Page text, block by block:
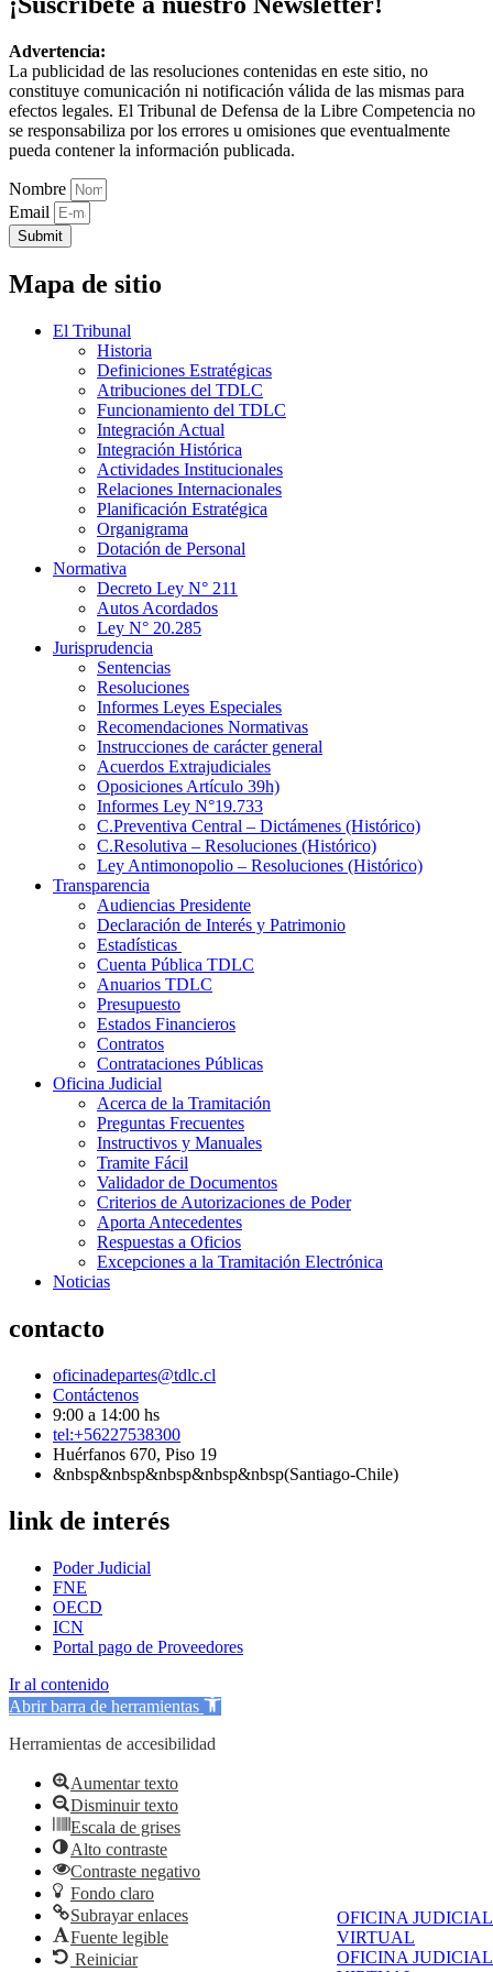
OFICINA JUDICIAL
VIRTUAL
OFICINA JUDICIAL
Advertencia:
La publicidad de las resoluciones contenidas en este sitio, no
constituye comunicación ni notificación válida de las mismas para
efectos legales. El Tribunal de Defensa de la Libre Competencia no
se responsabiliza por los errores u omisiones que eventualmente
pueda contener la información publicada.
Nombre
Email
Submit
Mapa de sitio
El Tribunal
Historia
Definiciones Estratégicas
Atribuciones del TDLC
Funcionamiento del TDLC
Integración Actual
Integración Histórica
Actividades Institucionales
Relaciones Internacionales
Planificación Estratégica
Organigrama
Dotación de Personal
Normativa
Decreto Ley N° 211
Autos Acordados
Ley N° 20.285
Jurisprudencia
Sentencias
Resoluciones
Informes Leyes Especiales
Recomendaciones Normativas
Instrucciones de carácter general
Acuerdos Extrajudiciales
Oposiciones Artículo 39h)
Informes Ley N°19.733
C.Preventiva Central – Dictámenes (Histórico)
C.Resolutiva – Resoluciones (Histórico)
Ley Antimonopolio – Resoluciones (Histórico)
Transparencia
Audiencias Presidente
Declaración de Interés y Patrimonio
Estadísticas
Cuenta Pública TDLC
Anuarios TDLC
Presupuesto
Estados Financieros
Contratos
Contrataciones Públicas
Oficina Judicial
Acerca de la Tramitación
Preguntas Frecuentes
Instructivos y Manuales
Tramite Fácil
Validador de Documentos
Criterios de Autorizaciones de Poder
Aporta Antecedentes
Respuestas a Oficios
Excepciones a la Tramitación Electrónica
Noticias
contacto
oficinadepartes@tdlc.cl
Contáctenos
9:00 a 14:00 hs
tel:+56227538300
Huérfanos 670, Piso 19
&nbsp&nbsp&nbsp&nbsp&nbsp(Santiago-Chile)
link de interés
Poder Judicial
FNE
OECD
ICN
Portal pago de Proveedores
Ir al contenido
Abrir barra de herramientas
Herramientas de accesibilidad
Aumentar texto
Disminuir texto
Escala de grises
Alto contraste
Contraste negativo
Fondo claro
Subrayar enlaces
Fuente legible
Reiniciar